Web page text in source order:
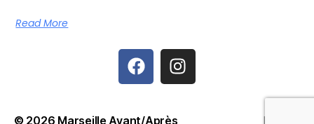
Read More
© 2026 Marseille Avant/Après Haut